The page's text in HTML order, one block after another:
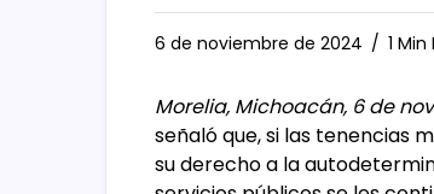
6 de noviembre de 2024 1 Min
Morelia, Michoacán, 6 de
señaló que, si las tenencias
su derecho a la